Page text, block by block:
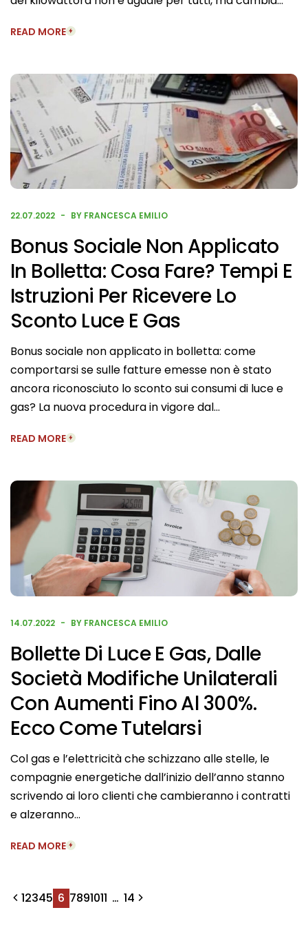
READ MORE
22.07.2022 BY FRANCESCA EMILIO
Bonus Sociale Non Applicato
In Bolletta: Cosa Fare? Tempi E
Istruzioni Per Ricevere Lo
Sconto Luce E Gas
Bonus sociale non applicato in bolletta: come
comportarsi se sulle fatture emesse non è stato
ancora riconosciuto lo sconto sui consumi di luce e
gas? La nuova procedura in vigore dal…
READ MORE
14.07.2022 BY FRANCESCA EMILIO
Bollette Di Luce E Gas, Dalle
Società Modifiche Unilaterali
Con Aumenti Fino Al 300%.
Ecco Come Tutelarsi
Col gas e l’elettricità che schizzano alle stelle, le
compagnie energetiche dall’inizio dell’anno stanno
scrivendo ai loro clienti che cambieranno i contratti
e alzeranno…
READ MORE
12345 6 7891011 … 14